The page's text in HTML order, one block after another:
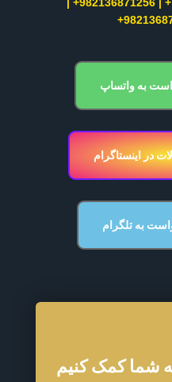
989127484854 + | 982136871256+ |
به واتساپ
در اینستاگرام
به تلگرام
شما کمک کنیم